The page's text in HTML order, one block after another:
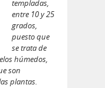
templadas,
entre 10 y 25
grados,
puesto que
se trata de
húmedos,
son
plantas.